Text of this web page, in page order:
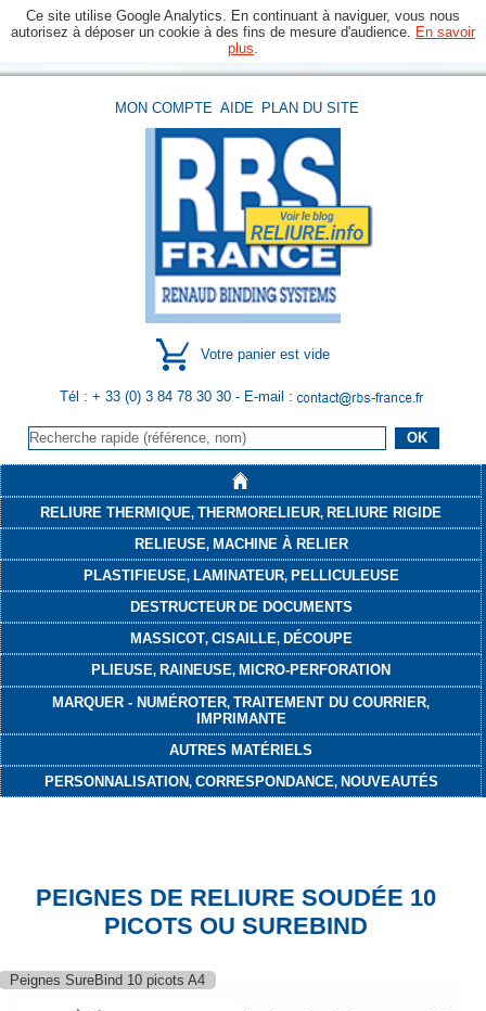
Ce site utilise Google Analytics. En continuant à naviguer, vous nous
autorisez à déposer un cookie à des fins de mesure d'audience. En savoir
plus
MON COMPTE AIDE PLAN DU SITE
Votre panier est vide
Tél : + 33 (0) 3 84 78 30 30 - E-mail :
RELIURE THERMIQUE,THERMORELIEUR, RELIURE RIGIDE
RELIEUSE, MACHINE À RELIER
PLASTIFIEUSE, LAMINATEUR, PELLICULEUSE
DESTRUCTEUR DE DOCUMENTS
MASSICOT, CISAILLE, DÉCOUPE
PLIEUSE, RAINEUSE, MICRO-PERFORATION
MARQUER - NUMÉROTER,TRAITEMENT DU COURRIER,
IMPRIMANTE
AUTRES MATÉRIELS
PERSONNALISATION, CORRESPONDANCE, NOUVEAUTÉS
PEIGNES DE RELIURE SOUDÉE 10
PICOTS OU SUREBIND
Peignes SureBind 10 picots A4